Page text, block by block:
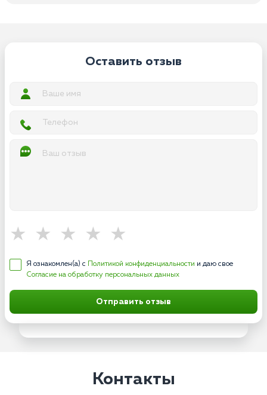
Оставить отзыв
Я ознакомлен(а) с Политикой конфиденциальности и даю свое
Согласие на обработку персональных данных
Отправить отзыв
Контакты